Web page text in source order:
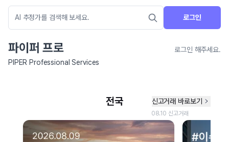
로그인
파이퍼 프로
로그인 해주세요.
PIPER Professional Services